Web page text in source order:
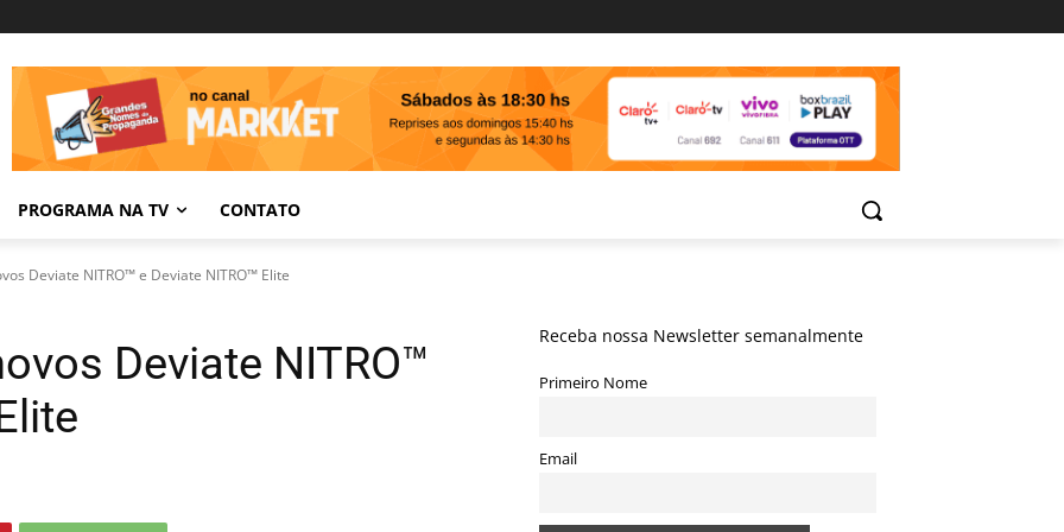
PROGRAMA NA TV CONTATO
Deviate NITRO™ e Deviate NITRO™ Elite
Deviate NITRO™
Receba nossa Newsletter semanalmente
Primeiro Nome
Email